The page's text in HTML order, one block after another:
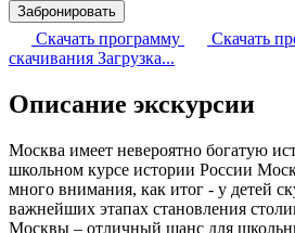
Забронировать
Скачать программу Скачать
скачивания Загрузка...
Описание экскурсии
Москва имеет невероятно богатую
школьном курсе истории России
много внимания, как итог - у детей
важнейших этапах становления
Москвы – отличный шанс для